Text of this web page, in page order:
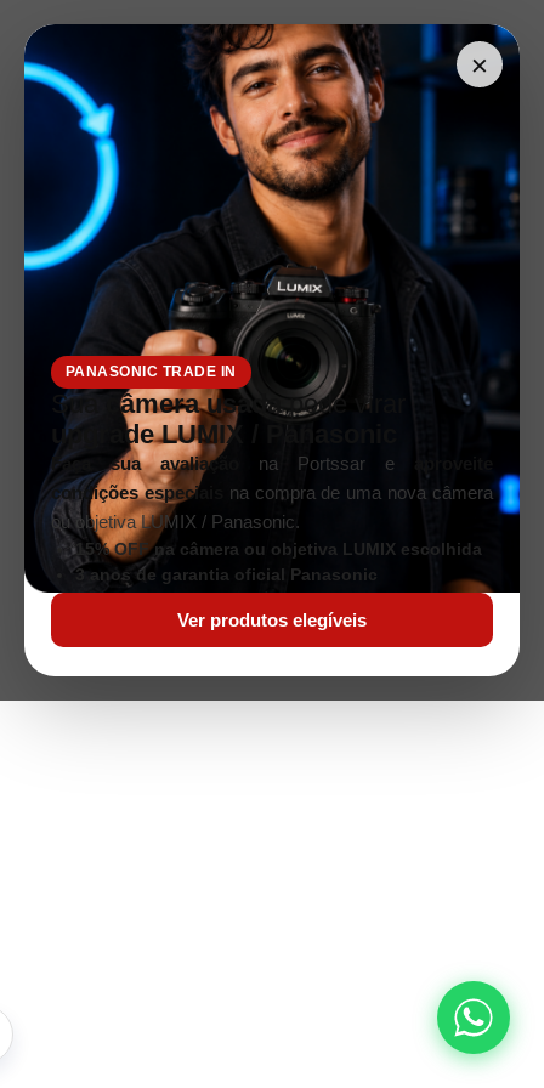
×
PANASONIC TRADE IN
Sua câmera usadapode virar
upgrade LUMIX / Panasonic
Faça sua avaliação na Portssar e
condições especiais
na compra de uma nova câmera
ou objetiva LUMIX / Panasonic.
15% OFF na câmera ou objetiva LUMIX escolhida
3 anos de garantia oficial Panasonic
Ver produtos elegíveis